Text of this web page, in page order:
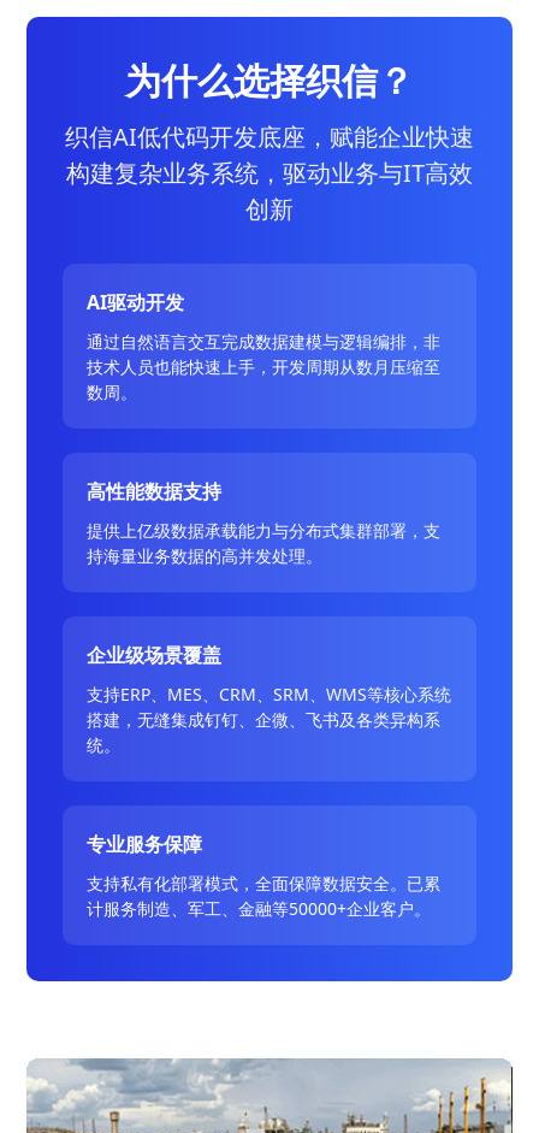
为什么选择织信？
织信AI低代码开发底座，赋能企业快速
构建复杂业务系统，驱动业务与IT高效
创新
AI驱动开发
通过自然语言交互完成数据建模与逻辑编排，非
技术人员也能快速上手，开发周期从数月压缩至
数周。
高性能数据支持
提供上亿级数据承载能力与分布式集群部署，支
持海量业务数据的高并发处理。
企业级场景覆盖
支持ERP、MES、CRM、SRM、WMS等核心系统
搭建，无缝集成钉钉、企微、飞书及各类异构系
统。
专业服务保障
支持私有化部署模式，全面保障数据安全。已累
计服务制造、军工、金融等50000+企业客户。